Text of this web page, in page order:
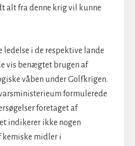
alt fra denne krig vil kunne
i de respektive lande
vis benægtet brugen af
våben under Golfkrigen.
formulerede
foretaget af
indikerer ikke nogen
midler i